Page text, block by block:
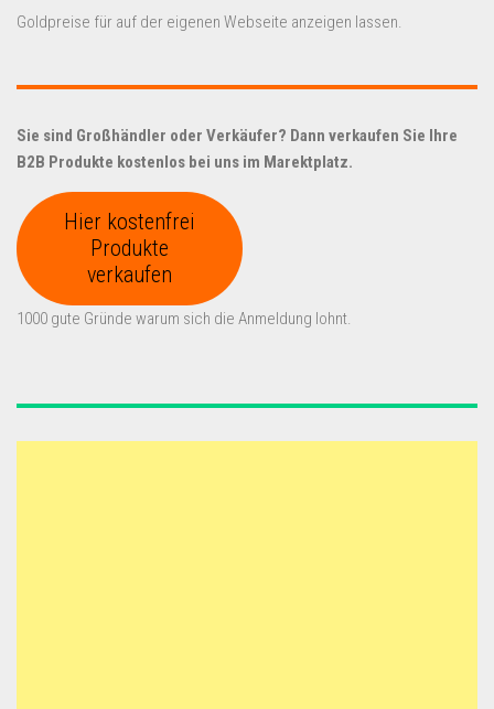
Goldpreise für auf der eigenen Webseite anzeigen lassen.
Sie sind Großhändler oder Verkäufer? Dann verkaufen Sie Ihre
B2B Produkte kostenlos bei uns im Marektplatz.
Hier kostenfrei
Produkte
verkaufen
1000 gute Gründe warum sich die Anmeldung lohnt.